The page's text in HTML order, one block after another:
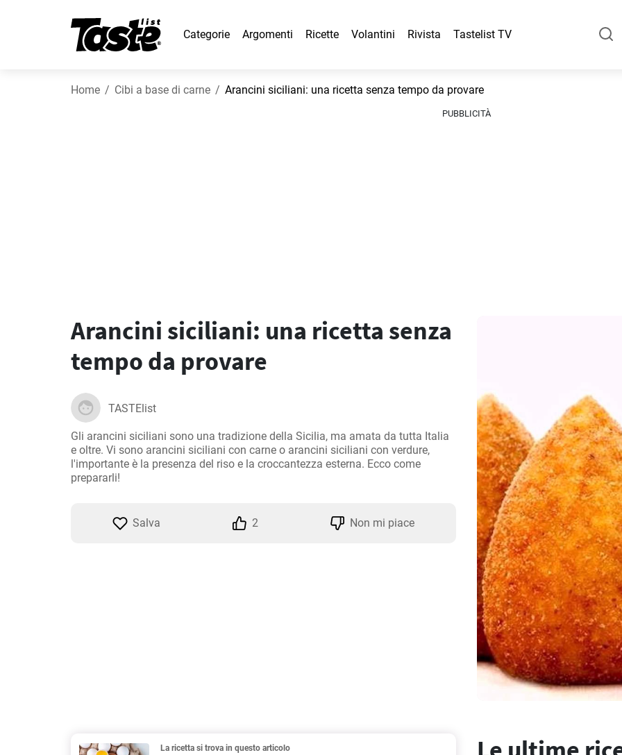
Categorie Argomenti Ricette Volantini Rivista Tastelist TV
Home Cibi a base di carne Arancini siciliani: una ricetta senza tempo da provare
PUBBLICITÀ
Arancini siciliani: una ricetta senza
tempo da provare
TASTElist
Gli arancini siciliani sono una tradizione della Sicilia, ma amata da tutta Italia
e oltre. Vi sono arancini siciliani con carne o arancini siciliani con verdure,
l'importante è la presenza del riso e la croccantezza esterna. Ecco come
prepararli!
Salva 2 Non mi piace
La ricetta si trova in questo articolo